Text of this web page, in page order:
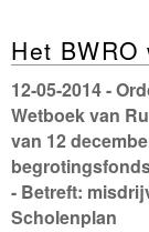
Het
12-05-2014-
Wetboek van
van 12
- Betreft:
Scholenplan